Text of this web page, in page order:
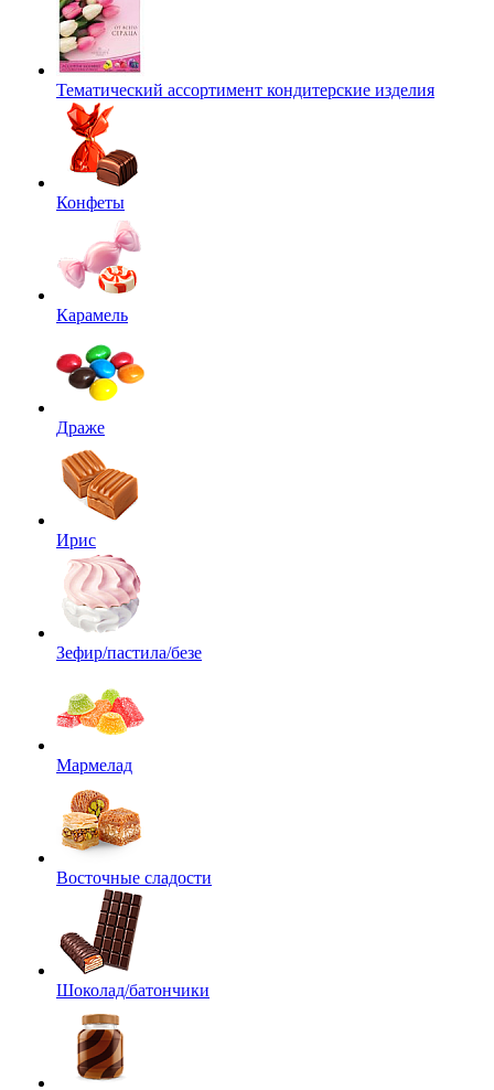
Тематический ассортимент кондитерские изделия
Конфеты
Карамель
Драже
Ирис
Зефир/пастила/безе
Мармелад
Восточные сладости
Шоколад/батончики